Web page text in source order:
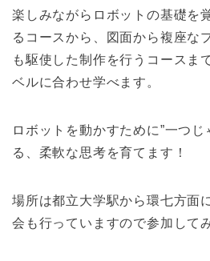
楽しみながらロボットの基礎を
るコースから、図面から複座な
も駆使した制作を行うコースま
ベルに合わせ学べます。
ロボットを動かすために”一つじ
る、柔軟な思考を育てます！
場所は都立大学駅から環七方面
会も行っていますので参加して